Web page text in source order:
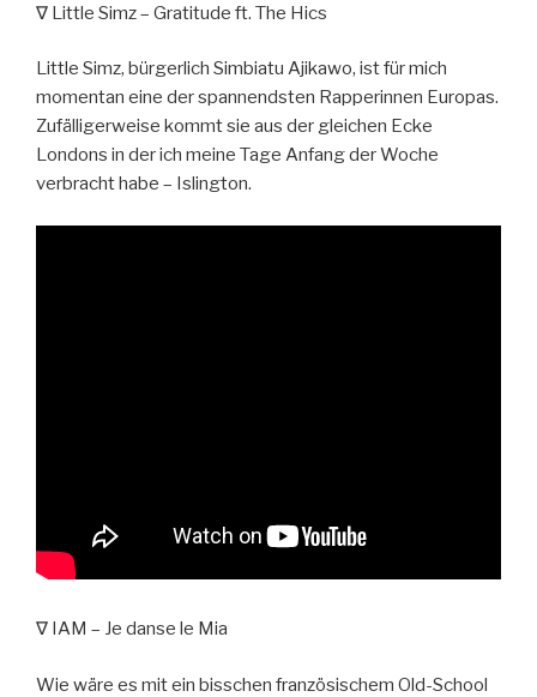
∇ Little Simz – Gratitude ft. The Hics
Little Simz, bürgerlich Simbiatu Ajikawo, ist für mich
momentan eine der spannendsten Rapperinnen Europas.
Zufälligerweise kommt sie aus der gleichen Ecke
Londons in der ich meine Tage Anfang der Woche
verbracht habe – Islington.
∇ IAM – Je danse le Mia
Wie wäre es mit ein bisschen französischem Old-School